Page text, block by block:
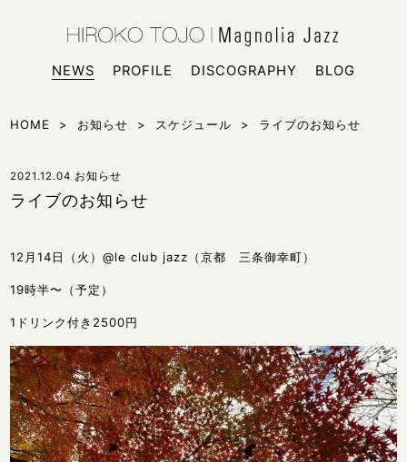
NEWS
PROFILE DISCOGRAPHY BLOG
HOME > お知らせ > スケジュール > ライブのお知らせ
2021.12.04 お知らせ
ライブのお知らせ
12月14日（火）@le club jazz（京都 三条御幸町）
19時半〜（予定）
1ドリンク付き2500円